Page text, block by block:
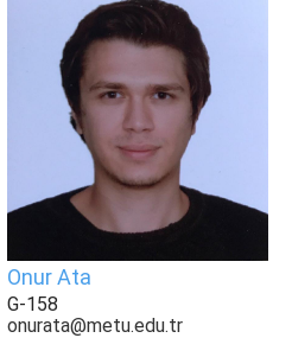
Onur Ata
G-158
onurata@metu.edu.tr